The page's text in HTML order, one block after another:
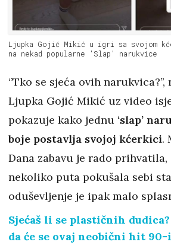
Ljupka Gojić Mikić u igri sa svojom
na nekad popularne 'Slap' narukvice
‘’Tko se sjeća ovih
Ljupka Gojić Mikić uz video
pokazuje kako jednu ‘slap’
boje postavlja svojoj kćerkici.
Dana zabavu je rado
nekoliko puta pokušala sebi
oduševljenje je ipak malo
Sjećaš li se plastičnih
da će se ovaj neobični hit